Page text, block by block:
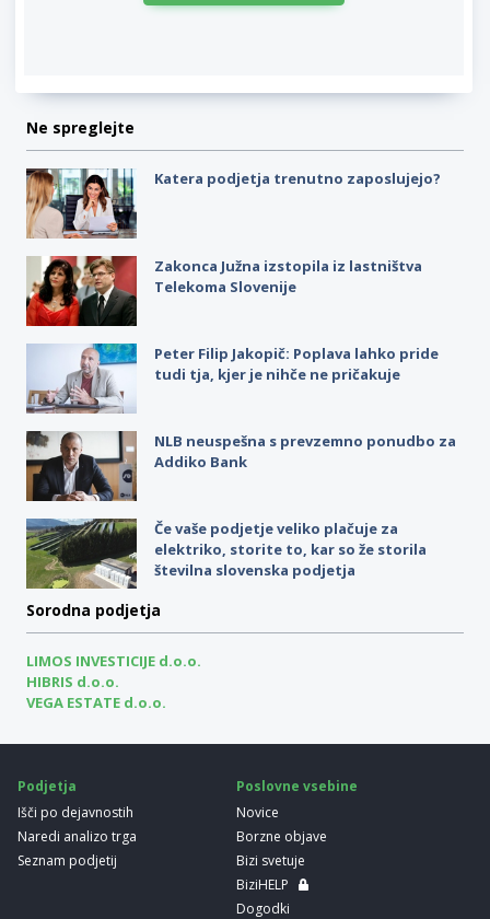
Ne spreglejte
Katera podjetja trenutno zaposlujejo?
Zakonca Južna izstopila iz lastništva
Telekoma Slovenije
Peter Filip Jakopič: Poplava lahko pride
tudi tja, kjer je nihče ne pričakuje
NLB neuspešna s prevzemno ponudbo za
Addiko Bank
Če vaše podjetje veliko plačuje za
elektriko, storite to, kar so že storila
številna slovenska podjetja
Sorodna podjetja
LIMOS INVESTICIJE d.o.o.
HIBRIS d.o.o.
VEGA ESTATE d.o.o.
Podjetja
Išči po dejavnostih
Naredi analizo trga
Seznam podjetij
Poslovne vsebine
Novice
Borzne objave
Bizi svetuje
BiziHELP
Dogodki